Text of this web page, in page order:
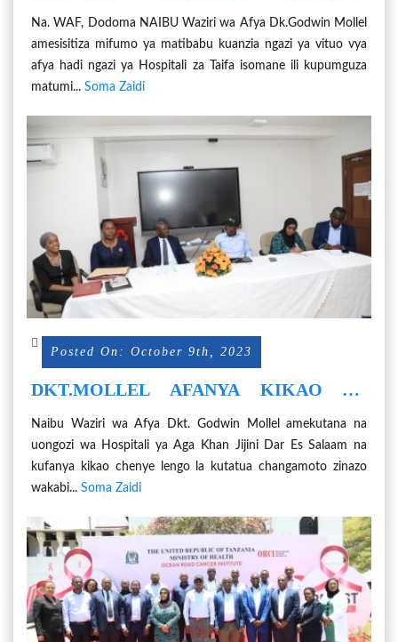
MIFUKO YA BIMA YA AFYA NCHINI
Na. WAF, Dodoma NAIBU Waziri wa Afya Dk.Godwin Mollel
amesisitiza mifumo ya matibabu kuanzia ngazi ya vituo vya
afya hadi ngazi ya Hospitali za Taifa isomane ili kupumguza
matumi... Soma Zaidi
Posted On: October 9th, 2023
DKT.MOLLEL AFANYA KIKAO NA
LA KUTATUA CHANGAMOTO
ZINAZOWAKABILI.
Naibu Waziri wa Afya Dkt. Godwin Mollel amekutana na
uongozi wa Hospitali ya Aga Khan Jijini Dar Es Salaam na
kufanya kikao chenye lengo la kutatua changamoto zinazo
wakabi... Soma Zaidi